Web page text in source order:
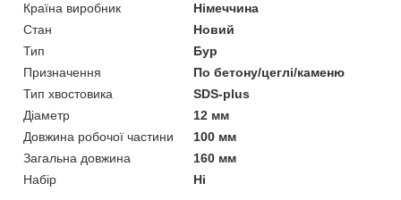
Країна виробник
Німеччина
Стан
Новий
Тип
Бур
Призначення
По бетону/цеглі/каменю
Тип хвостовика
SDS-plus
Діаметр
12 мм
Довжина робочої частини
100 мм
Загальна довжина
160 мм
Набір
Ні